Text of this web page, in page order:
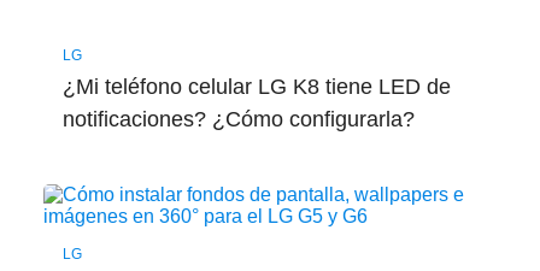
LG
¿Mi teléfono celular LG K8 tiene LED de
notificaciones? ¿Cómo configurarla?
LG